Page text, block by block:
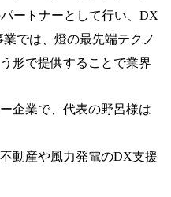
ートナーとして行い、DX
では、燈の最先端テクノ
形で提供することで業界
企業で、代表の野呂様は
動産や風力発電のDX支援